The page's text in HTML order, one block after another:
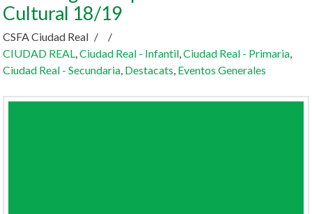
Cultural 18/19
CSFA Ciudad Real
CIUDAD REAL ,Ciudad Real - Infantil ,Ciudad Real - Primaria
Ciudad Real - Secundaria Destacats Eventos Generales